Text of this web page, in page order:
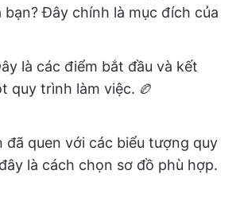
bạn? Đây chính là mục đích của
là các điểm bắt đầu và kết
quy trình làm việc. 🏉
đã quen với các biểu tượng quy
là cách chọn sơ đồ phù hợp.